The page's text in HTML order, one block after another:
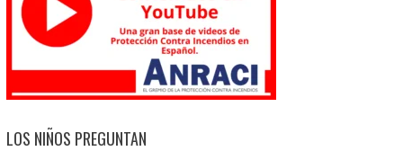
LOS NIÑOS PREGUNTAN